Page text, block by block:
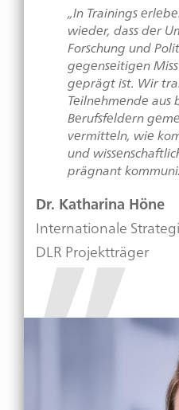
„In Trainings
wieder, dass der
Forschung und
gegenseitigen
geprägt ist. Wir
Teilnehmende aus
Berufsfeldern
vermitteln, wie
und
prägnant
Dr. Katharina Höne
Internationale
DLR Projektträger